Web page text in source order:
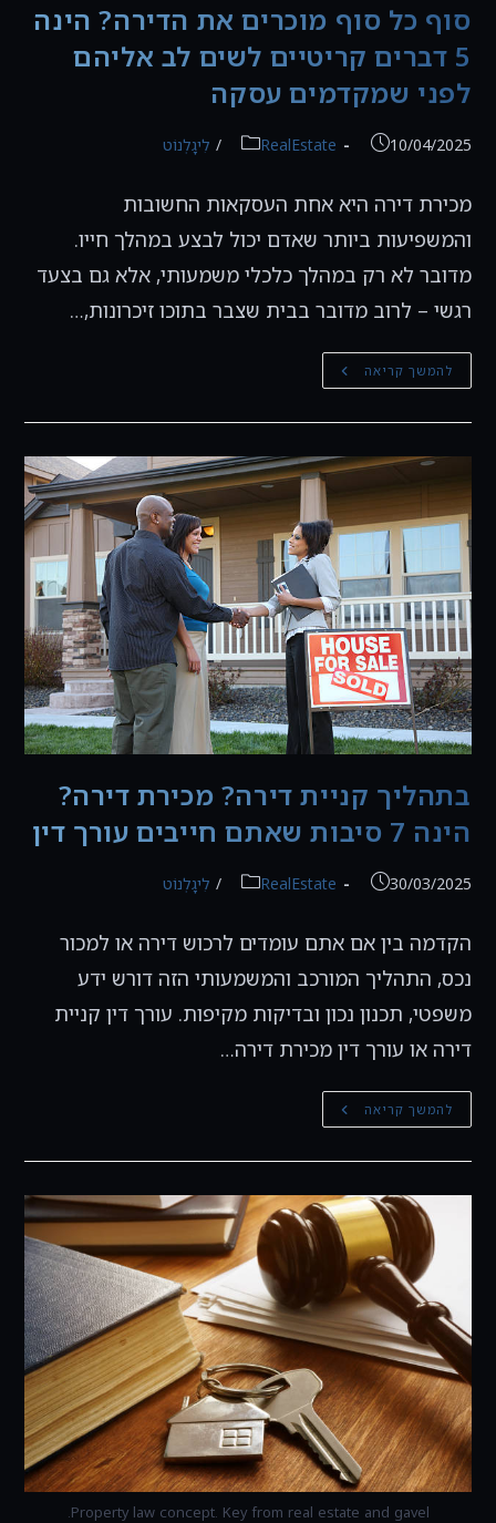
סוף כל סוף מוכרים את הדירה? הינה
5 דברים קריטיים לשים לב אליהם
לפני שמקדמים עסקה
פורסם:
10/04/2025 קטגוריה:
RealEstate
/ לִיגָלְנוֹט
מכירת דירה היא אחת העסקאות החשובות
והמשפיעות ביותר שאדם יכול לבצע במהלך חייו.
מדובר לא רק במהלך כלכלי משמעותי, אלא גם בצעד
רגשי – לרוב מדובר בבית שצבר בתוכו זיכרונות,…
להמשך קריאה סוף
כל
מוכרים
הינה
דברים
קריטיים
לשים
לב
אליהם
לפני
שמקדמים
עסקה
בתהליך קניית דירה? מכירת דירה?
הינה 7 סיבות שאתם חייבים עורך דין
פורסם:
30/03/2025 קטגוריה:
RealEstate
/ לִיגָלְנוֹט
הקדמה בין אם אתם עומדים לרכוש דירה או למכור
נכס, התהליך המורכב והמשמעותי הזה דורש ידע
משפטי, תכנון נכון ובדיקות מקיפות. עורך דין קניית
דירה או עורך דין מכירת דירה…
להמשך קריאה בתהליך
קניית
7
סיבות
שאתם
חייבים
עורך
דין
Property law concept. Key from real estate and gavel.